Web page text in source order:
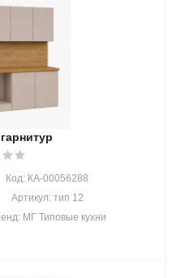
Код: КА-00056288
Артикул: тип 12
МГ Типовые кухни